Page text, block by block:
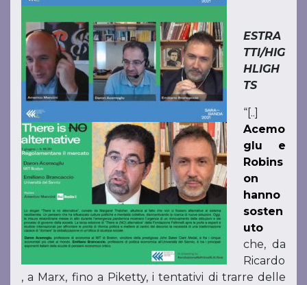
ESTRA
TTI/HIG
HLIGH
TS
“[..]
Acemo
glu e
Robins
on
hanno
sosten
uto
che, da
Ricardo
, a Marx, fino a Piketty, i tentativi di trarre delle